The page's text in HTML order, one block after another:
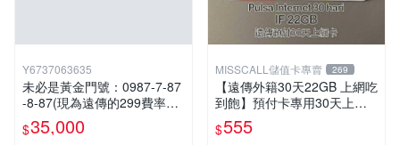
Y6737063635
未必是黃金門號：0987-7-87
-8-87(現為遠傳的299費率門
號，屆時將以無約狀態過
戶)。
$35,000
MISSCALL儲值卡專賣 269
【遠傳外籍30天22GB 上網吃
到飽】預付卡專用30天上網
補充卡/儲值卡．Internet if
u．if499⚡MissCall儲值卡專
$555